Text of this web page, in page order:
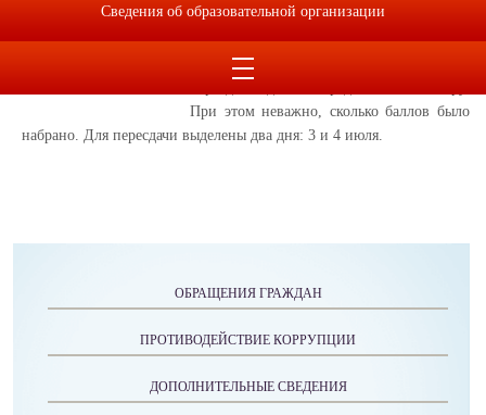
году
Уже второй год участники ЕГЭ могут
При этом неважно, сколько баллов было
набрано. Для пересдачи выделены два дня: 3 и 4 июля.
ОБРАЩЕНИЯ ГРАЖДАН
ПРОТИВОДЕЙСТВИЕ КОРРУПЦИИ
ДОПОЛНИТЕЛЬНЫЕ СВЕДЕНИЯ
Сведения об образовательной организации